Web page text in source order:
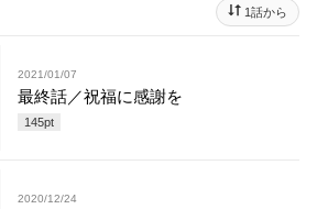
1話から
2021/01/07
最終話／祝福に感謝を
145pt
2020/12/24